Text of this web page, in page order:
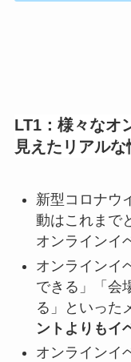
LT1： 様々なオ
見えたリアル
新型コロナウ
動はこれまで
オンラインイ
オンラインイ
できる」「会
る」といった
ントよりもイ
オンラインイ